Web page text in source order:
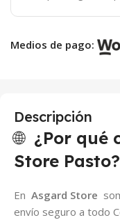
Medios de pago:
Descripción
🌐 ¿Por qué
Store Pasto?
En Asgard Store
envío seguro a todo